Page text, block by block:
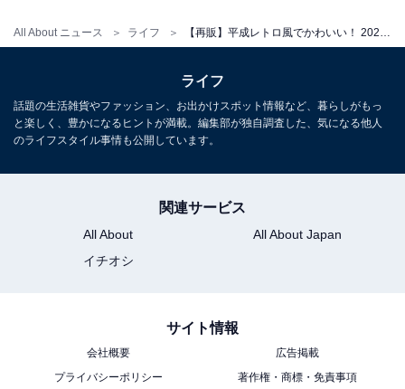
All About ニュース ライフ
じめご了承ください
こちらもおすすめ
300円だからコンプしたくなる！ 2026年6月発
ライフ
話題の生活雑貨やファッション、お出かけスポット情報など、暮らしがもっ
と楽しく、豊かになるヒントが満載。編集部が独自調査した、気になる他人
のライフスタイル事情も公開しています。
関連サービス
All About
All About Japan
イチオシ
サイト情報
会社概要
広告掲載
プライバシーポリシー
著作権・商標・免責事項